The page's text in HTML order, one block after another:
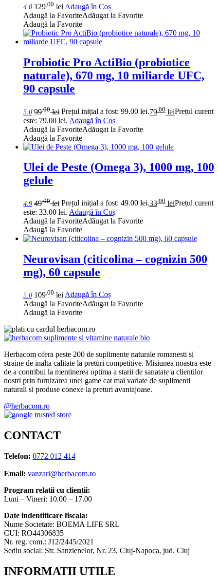
4.0 129.00 lei Adaugă în Coș
Adaugă la FavoriteAdăugat la Favorite
Adaugă la Favorite
Probiotic Pro ActiBio (probiotice
naturale), 670 mg, 10 miliarde UFC,
90 capsule
5.0 99.00 lei Prețul inițial a fost: 99.00 lei.79 .00 leiPrețul curent
este: 79.00 lei. Adaugă în Coș
Adaugă la FavoriteAdăugat la Favorite
Adaugă la Favorite
Ulei de Peste (Omega 3), 1000 mg, 100
gelule
4.9 49.00 lei Prețul inițial a fost: 49.00 lei.33 .00 leiPrețul curent
este: 33.00 lei. Adaugă în Coș
Adaugă la FavoriteAdăugat la Favorite
Adaugă la Favorite
Neurovisan (citicolina – cognizin 500
mg), 60 capsule
5.0 109 .00 lei Adaugă în Coș
Adaugă la FavoriteAdăugat la Favorite
Adaugă la Favorite
Herbacom ofera peste 200 de suplimente naturale romanesti si
straine de inalta calitate la preturi competitive. Misiunea noastra este
de a contribui la mentinerea optima a starii de sanatate a clientilor
nostri prin furnizarea unei game cat mai variate de suplimenti
naturali si produse conexe la preturi avantajoase.
@herbacom.ro
CONTACT
Telefon: 0772 012 414
Email: vanzari@herbacom.ro
Program relatii cu clientii:
Luni – Vineri: 10.00 – 17.00
Date indentificare fiscala:
Nume Societate: BOEMA LIFE SRL
CUI: RO44306835
Nr. reg. com.: J12/2445/2021
Sediu social: Str. Sanzienelor, Nr. 23, Cluj-Napoca, jud. Cluj
INFORMATII UTILE